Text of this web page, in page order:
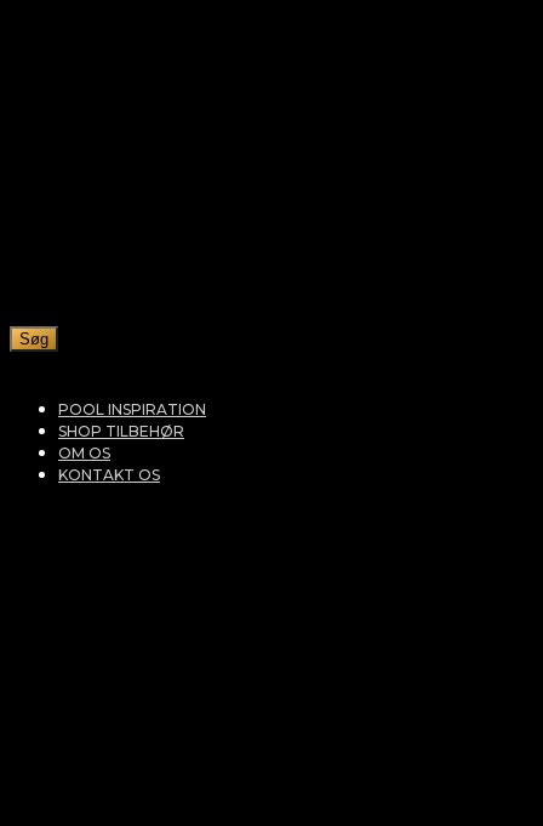
Søg
POOL INSPIRATION
SHOP TILBEHØR
OM OS
KONTAKT OS